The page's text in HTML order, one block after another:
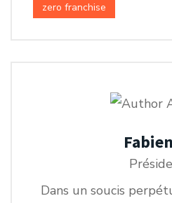
zero franchise
Dans un soucis